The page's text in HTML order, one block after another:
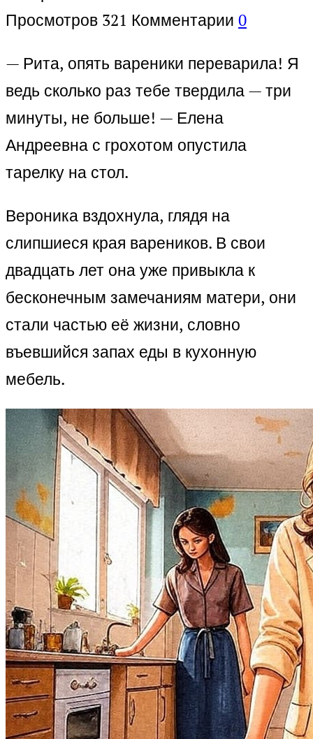
Просмотров 321 Комментарии 0
— Рита, опять вареники переварила! Я
ведь сколько раз тебе твердила — три
минуты, не больше! — Елена
Андреевна с грохотом опустила
тарелку на стол.
Вероника вздохнула, глядя на
слипшиеся края вареников. В свои
двадцать лет она уже привыкла к
бесконечным замечаниям матери, они
стали частью её жизни, словно
въевшийся запах еды в кухонную
мебель.